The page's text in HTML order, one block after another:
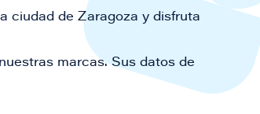
ciudad de Zaragoza y disfruta
marcas. Sus datos de